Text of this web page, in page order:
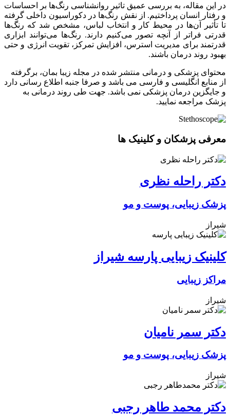
در این مقاله، به بررسی عمیق تاثیر روانشناسی رنگ‌ها بر احساسات
و رفتار انسان پرداختیم. از نقش رنگ‌ها در دکوراسیون داخلی گرفته
تا تأثیر آن‌ها در محیط کار و انتخاب لباس، مشخص شد که رنگ‌ها
قدرتی فراتر از آنچه تصور می‌کنیم دارند. رنگ‌ها می‌توانند ابزاری
قدرتمند برای مدیریت استرس، افزایش تمرکز، تقویت انرژی و حتی
بهبود روند درمان باشند.
محتوای پزشکی و درمانی منتشر شده در مجله زیبا بمان، برگرفته
از منابع انگلیسی و فارسی می باشد و صرفا جنبه اطلاع رسانی دارد
و جایگزین درمان پزشکی نمی باشد. جهت طی روند درمانی به
پزشک مراجعه نمایید.
معرفی پزشکان و کلینیک ها
دکتر راحله نظری
پزشک زیبایی، پوست و مو
شیراز
کلینیک زیبایی پارسه شیراز
مراکز زیبایی
شیراز
دکتر سمر نامیان
پزشک زیبایی، پوست و مو
شیراز
دکتر محمد طاهر رجبی